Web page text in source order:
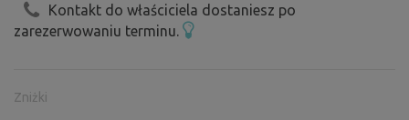
Kontakt do właściciela dostaniesz po
zarezerwowaniu terminu.
Zniżki